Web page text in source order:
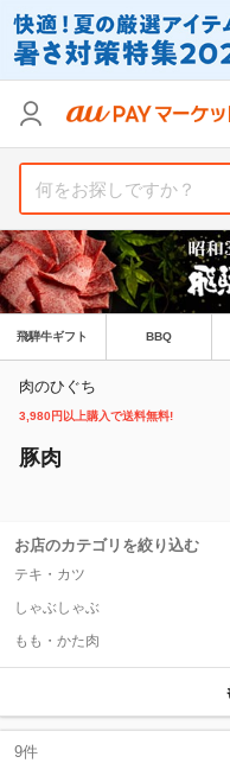
飛騨牛ギフト BBQ
肉のひぐち
3,980円以上購入で送料無料!
豚肉
お店のカテゴリを絞り込む
テキ・カツ
しゃぶしゃぶ
もも・かた肉
9件
支払い方法
その他の条件
送料無料
Pontaパス特典対象すべて
支払い方法
その他の条件
送料無料
Pontaパス特典対象すべて